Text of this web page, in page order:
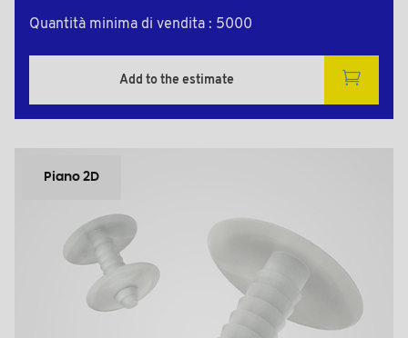
Quantità minima di vendita : 5000
Add to the estimate
Piano 2D